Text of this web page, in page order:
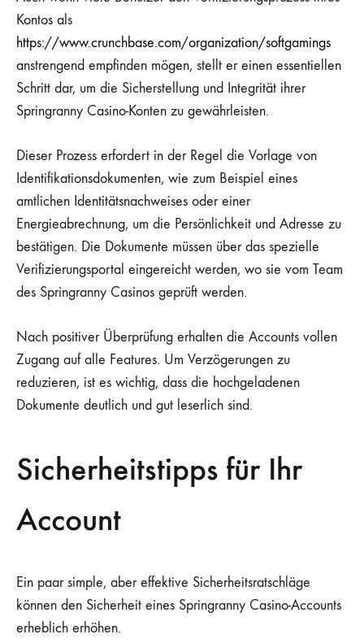
Kontos als
https://www.crunchbase.com/organization/softgamings
anstrengend empfinden mögen, stellt er einen essentiellen
Schritt dar, um die Sicherstellung und Integrität ihrer
Springranny Casino-Konten zu gewährleisten.
Dieser Prozess erfordert in der Regel die Vorlage von
Identifikationsdokumenten, wie zum Beispiel eines
amtlichen Identitätsnachweises oder einer
Energieabrechnung, um die Persönlichkeit und Adresse zu
bestätigen. Die Dokumente müssen über das spezielle
Verifizierungsportal eingereicht werden, wo sie vom Team
des Springranny Casinos geprüft werden.
Nach positiver Überprüfung erhalten die Accounts vollen
Zugang auf alle Features. Um Verzögerungen zu
reduzieren, ist es wichtig, dass die hochgeladenen
Dokumente deutlich und gut leserlich sind.
Sicherheitstipps für Ihr
Account
Ein paar simple, aber effektive Sicherheitsratschläge
können den Sicherheit eines Springranny Casino-Accounts
erheblich erhöhen.